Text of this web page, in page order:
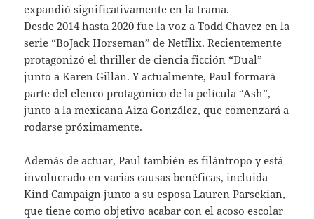
expandió significativamente en la trama.
Desde 2014 hasta 2020 fue la voz a Todd Chavez en la
serie “BoJack Horseman” de Netflix. Recientemente
protagonizó el thriller de ciencia ficción “Dual”
junto a Karen Gillan. Y actualmente, Paul formará
parte del elenco protagónico de la película “Ash”,
junto a la mexicana Aiza González, que comenzará a
rodarse próximamente.
Además de actuar, Paul también es filántropo y está
involucrado en varias causas benéficas, incluida
Kind Campaign junto a su esposa Lauren Parsekian,
que tiene como objetivo acabar con el acoso escolar